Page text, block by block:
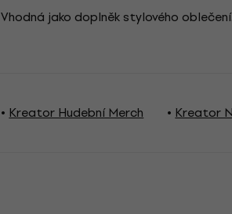
jako doplněk stylového
Kreator Hudební Merch Kreator